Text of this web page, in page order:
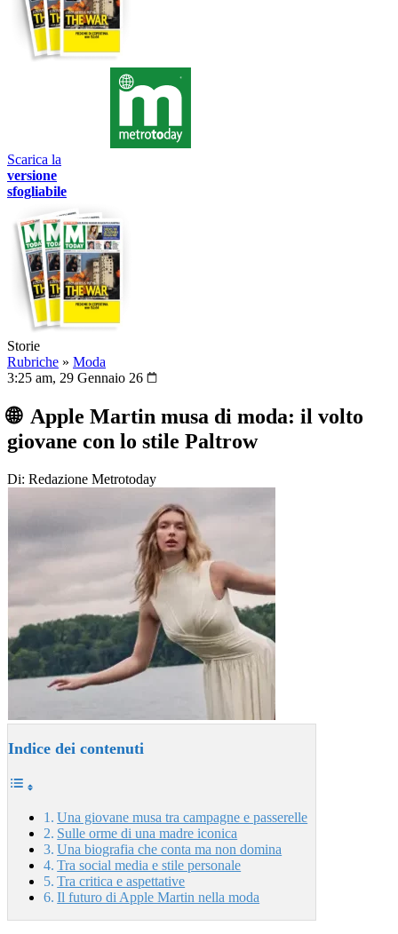
Scarica la
versione
sfogliabile
Storie
Rubriche » Moda
3:25 am, 29 Gennaio 26
🌐 Apple Martin musa di moda: il volto
giovane con lo stile Paltrow
Di: Redazione Metrotoday
Indice dei contenuti
Una giovane musa tra campagne e passerelle
Sulle orme di una madre iconica
Una biografia che conta ma non domina
Tra social media e stile personale
Tra critica e aspettative
Il futuro di Apple Martin nella moda